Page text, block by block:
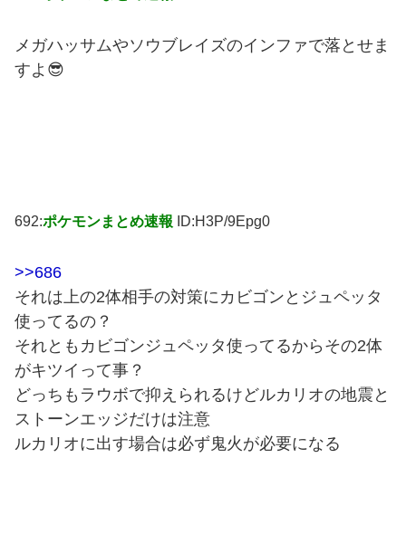
メガハッサムやソウブレイズのインファで落とせま
すよ😎
692:ポケモンまとめ速報 ID:H3P/9Epg0
>>686
それは上の2体相手の対策にカビゴンとジュペッタ
使ってるの？
それともカビゴンジュペッタ使ってるからその2体
がキツイって事？
どっちもラウボで抑えられるけどルカリオの地震と
ストーンエッジだけは注意
ルカリオに出す場合は必ず鬼火が必要になる